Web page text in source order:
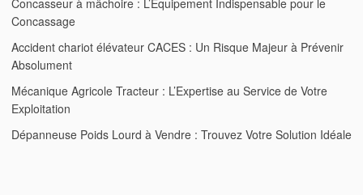
Concassage
Accident chariot élévateur CACES : Un Risque Majeur à Prévenir
Absolument
Mécanique Agricole Tracteur : L’Expertise au Service de Votre
Exploitation
Dépanneuse Poids Lourd à Vendre : Trouvez Votre Solution Idéale